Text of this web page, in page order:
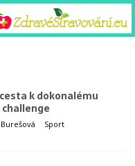
k dokonalému
Sport